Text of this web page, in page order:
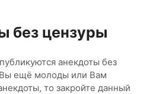
без цензуры
анекдоты без
ещё молоды или Вам
то закройте данный